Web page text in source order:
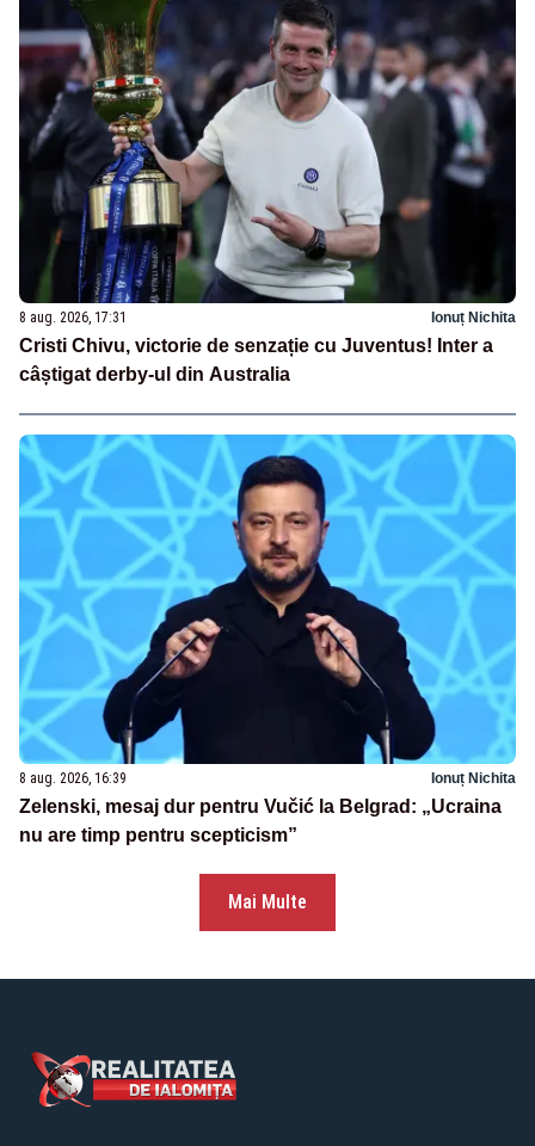
8 aug. 2026, 17:31 Ionuț Nichita
Cristi Chivu, victorie de senzație cu Juventus! Inter a
câștigat derby-ul din Australia
8 aug. 2026, 16:39 Ionuț Nichita
Zelenski, mesaj dur pentru Vučić la Belgrad: „Ucraina
nu are timp pentru scepticism”
Mai Multe